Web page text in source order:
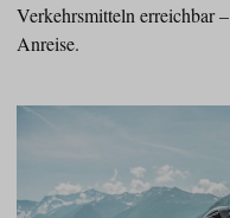
Verkehrsmitteln erreichbar
Anreise.